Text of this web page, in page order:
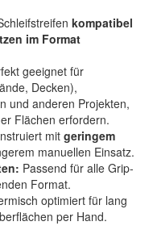
kompatibel
im Format
geeignet für
Decken),
und anderen Projekten,
Flächen erfordern.
mit geringem
manuellen Einsatz.
Passend für alle Grip-
Format.
optimiert für lang
per Hand.